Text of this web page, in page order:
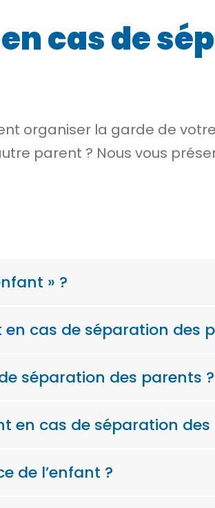
cas de
organiser la garde de
parent ? Nous vous
» ?
cas de séparation des
séparation des parents ?
en cas de séparation
de l’enfant ?